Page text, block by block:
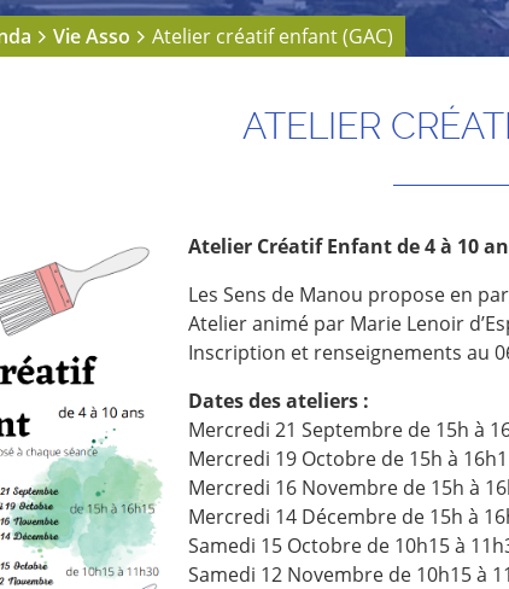
Vie Asso Atelier créatif enfant (GAC)
ATELIER
Atelier Créatif Enfant de 4 à 10
Les Sens de Manou propose en
Atelier animé par Marie Lenoir
Inscription et renseignements au
Dates des ateliers :
Mercredi 21 Septembre de 15h à
Mercredi 19 Octobre de 15h à
Mercredi 16 Novembre de 15h à
Mercredi 14 Décembre de 15h à
Samedi 15 Octobre de 10h15 à
Samedi 12 Novembre de 10h15 à